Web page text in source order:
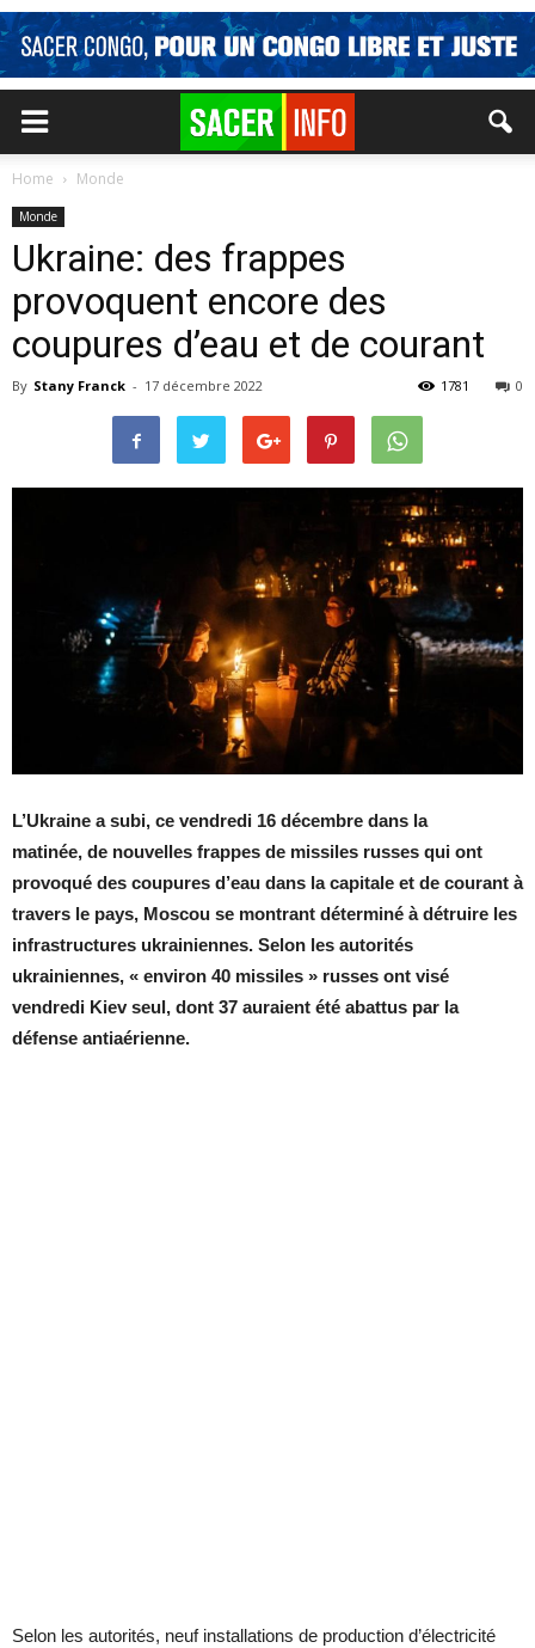
Home Monde
Monde
Ukraine: des frappes
provoquent encore des
coupures d’eau et de courant
By Stany Franck - 17 décembre 2022 0
1781
L’Ukraine a subi, ce vendredi 16 décembre dans la
matinée, de nouvelles frappes de missiles russes qui ont
provoqué des coupures d’eau dans la capitale et de courant à
travers le pays, Moscou se montrant déterminé à détruire les
infrastructures ukrainiennes. Selon les autorités
ukrainiennes, « environ 40 missiles » russes ont visé
vendredi Kiev seul, dont 37 auraient été abattus par la
défense antiaérienne.
Selon les autorités, neuf installations de production d’électricité